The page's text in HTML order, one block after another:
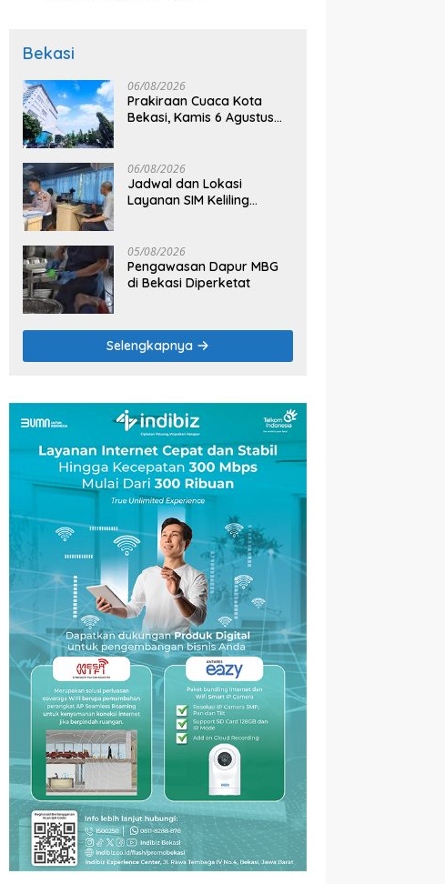
Bekasi
06/08/2026
Prakiraan Cuaca Kota
Bekasi, Kamis 6 Agustus
06/08/2026
Jadwal dan Lokasi
Layanan SIM Keliling
05/08/2026
Pengawasan Dapur MBG
di Bekasi Diperketat
Selengkapnya